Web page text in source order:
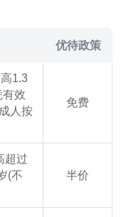
优待政策
1.3
有效
人按
免费
超过
(不
半价